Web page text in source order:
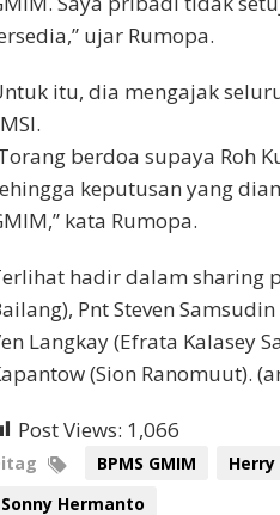
ujar Rumopa.
itu, dia mengajak
berdoa supaya Roh
keputusan yang
kata Rumopa.
hadir dalam sharing
Pnt Steven
Langkay (Efrata Kalasey
(Sion Ranomuut).
Post Views: 1,066
BPMS GMIM Herry
Sonny Hermanto